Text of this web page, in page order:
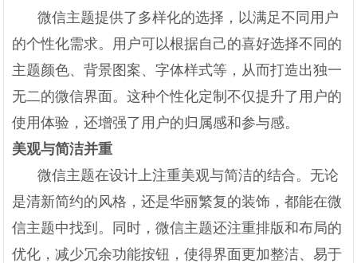
微信主题提供了多样化的选择，以满足不同用户
的个性化需求。用户可以根据自己的喜好选择不同的
主题颜色、背景图案、字体样式等，从而打造出独一
无二的微信界面。这种个性化定制不仅提升了用户的
使用体验，还增强了用户的归属感和参与感。
美观与简洁并重
微信主题在设计上注重美观与简洁的结合。无论
是清新简约的风格，还是华丽繁复的装饰，都能在微
信主题中找到。同时，微信主题还注重排版和布局的
优化，减少冗余功能按钮，使得界面更加整洁、易于